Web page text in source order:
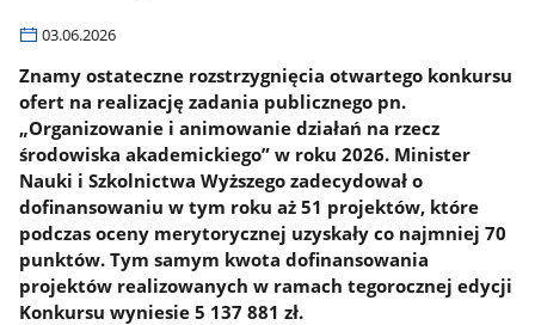
03.06.2026
Znamy ostateczne rozstrzygnięcia otwartego konkursu
ofert na realizację zadania publicznego pn.
„Organizowanie i animowanie działań na rzecz
środowiska akademickiego” w roku 2026. Minister
Nauki i Szkolnictwa Wyższego zadecydował o
dofinansowaniu w tym roku aż 51 projektów, które
podczas oceny merytorycznej uzyskały co najmniej 70
punktów. Tym samym kwota dofinansowania
projektów realizowanych w ramach tegorocznej edycji
Konkursu wyniesie 5 137 881 zł.